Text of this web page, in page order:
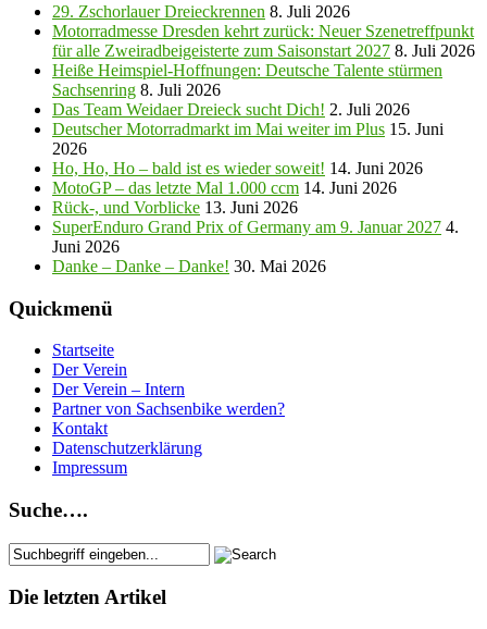
29. Zschorlauer Dreieckrennen 8. Juli 2026
Motorradmesse Dresden kehrt zurück: Neuer Szenetreffpunkt
für alle Zweiradbeigeisterte zum Saisonstart 2027 8. Juli 2026
Heiße Heimspiel-Hoffnungen: Deutsche Talente stürmen
Sachsenring 8. Juli 2026
Das Team Weidaer Dreieck sucht Dich! 2. Juli 2026
Deutscher Motorradmarkt im Mai weiter im Plus 15. Juni
2026
Ho, Ho, Ho – bald ist es wieder soweit! 14. Juni 2026
MotoGP – das letzte Mal 1.000 ccm 14. Juni 2026
Rück-, und Vorblicke 13. Juni 2026
SuperEnduro Grand Prix of Germany am 9. Januar 2027 4.
Juni 2026
Danke – Danke – Danke! 30. Mai 2026
Quickmenü
Startseite
Der Verein
Der Verein – Intern
Partner von Sachsenbike werden?
Kontakt
Datenschutzerklärung
Impressum
Suche….
Die letzten Artikel